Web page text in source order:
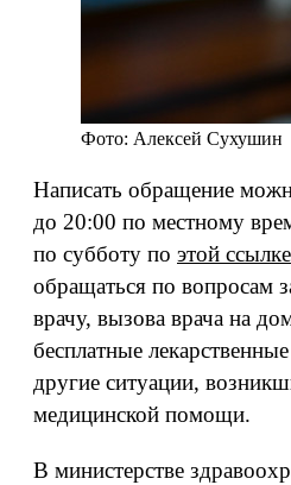
Фото: Алексей Сухушин
Написать обращение
до 20:00 по местному
по субботу по этой ссылке
обращаться по вопросам
врачу, вызова врача на
бесплатные
другие ситуации,
медицинской помощи.
В министерстве